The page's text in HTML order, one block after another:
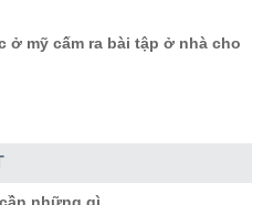
ở mỹ cấm ra bài tập ở nhà cho